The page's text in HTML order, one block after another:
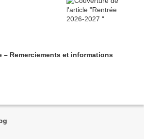
– Remerciements et informations